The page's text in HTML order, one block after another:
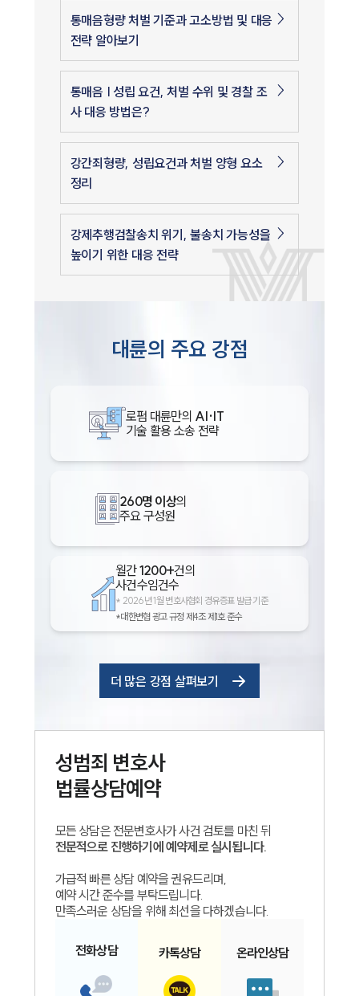
통매음형량 처벌 기준과 고소방법 및 대응
전략 알아보기
통매음 | 성립 요건, 처벌 수위 및 경찰 조
사 대응 방법은?
강간죄형량, 성립요건과 처벌 양형 요소
정리
강제추행검찰송치 위기, 불송치 가능성을
높이기 위한 대응 전략
대륜의 주요 강점
로펌 대륜만의 AI·IT
기술 활용 소송 전략
260명 이상의
주요 구성원
월간1200+건의
사건수임건수
* 2026년 1월 변호사협회 경유증표 발급 기준
*대한변협 광고 규정 제4조 제1호 준수
더 많은 강점 살펴보기
성범죄 변호사
법률상담예약
모든 상담은 전문변호사가 사건 검토를 마친 뒤
전문적으로 진행하기에 예약제로 실시됩니다.
가급적 빠른 상담 예약을 권유드리며,
예약 시간 준수를 부탁드립니다.
만족스러운 상담을 위해 최선을 다하겠습니다.
전화상담 카톡상담 온라인상담